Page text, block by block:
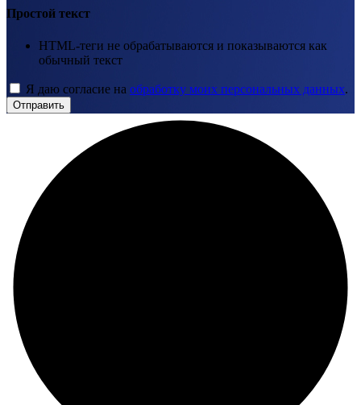
Простой текст
HTML-теги не обрабатываются и показываются как
обычный текст
Я даю согласие на обработку моих персональных данных.
Отправить